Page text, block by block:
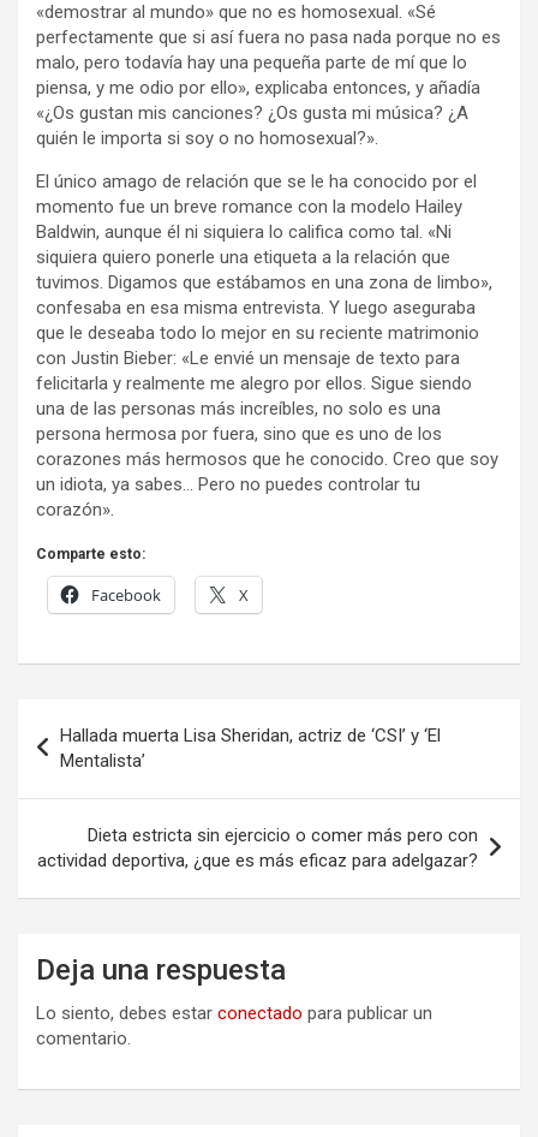
«demostrar al mundo» que no es homosexual. «Sé
perfectamente que si así fuera no pasa nada porque no es
malo, pero todavía hay una pequeña parte de mí que lo
piensa, y me odio por ello», explicaba entonces, y añadía
«¿Os gustan mis canciones? ¿Os gusta mi música? ¿A
quién le importa si soy o no homosexual?».
El único amago de relación que se le ha conocido por el
momento fue un breve romance con la modelo Hailey
Baldwin, aunque él ni siquiera lo califica como tal. «Ni
siquiera quiero ponerle una etiqueta a la relación que
tuvimos. Digamos que estábamos en una zona de limbo»,
confesaba en esa misma entrevista. Y luego aseguraba
que le deseaba todo lo mejor en su reciente matrimonio
con Justin Bieber: «Le envié un mensaje de texto para
felicitarla y realmente me alegro por ellos. Sigue siendo
una de las personas más increíbles, no solo es una
persona hermosa por fuera, sino que es uno de los
corazones más hermosos que he conocido. Creo que soy
un idiota, ya sabes… Pero no puedes controlar tu
corazón».
Comparte esto:
Facebook X
de
entradas
Hallada muerta Lisa Sheridan, actriz de ‘CSI’ y ‘El
Mentalista’
Dieta estricta sin ejercicio o comer más pero con
actividad deportiva, ¿que es más eficaz para adelgazar?
Deja una respuesta
Lo siento, debes estar conectado para publicar un
comentario.